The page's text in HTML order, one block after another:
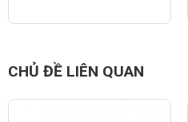
CHỦ ĐỀ LIÊN QUAN